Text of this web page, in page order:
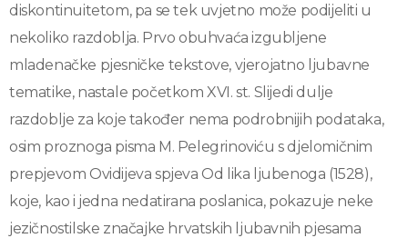
diskontinuitetom, pa se tek uvjetno može podijeliti u
nekoliko razdoblja. Prvo obuhvaća izgubljene
mladenačke pjesničke tekstove, vjerojatno ljubavne
tematike, nastale početkom XVI. st. Slijedi dulje
razdoblje za koje također nema podrobnijih podataka,
osim proznoga pisma M. Pelegrinoviću s djelomičnim
prepjevom Ovidijeva spjeva Od lika ljubenoga (1528),
koje, kao i jedna nedatirana poslanica, pokazuje neke
jezičnostilske značajke hrvatskih ljubavnih pjesama